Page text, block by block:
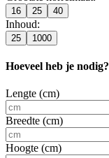
16 25 40
Inhoud:
25 1000
Hoeveel heb je nodig?
Lengte (cm)
Breedte (cm)
Hoogte (cm)